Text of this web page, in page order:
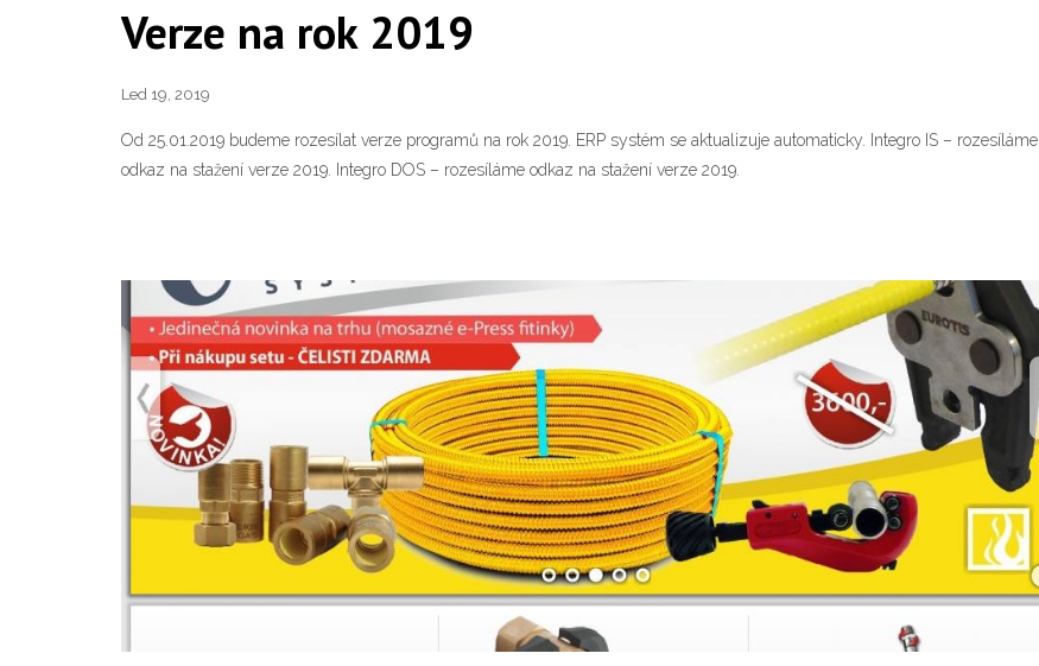
Verze na rok 2019
Led 19, 2019
Od 25.01.2019 budeme rozesílat verze programů na rok 2019. ERP systém se aktualizuje automaticky. Integro IS – rozesíláme
odkaz na stažení verze 2019. Integro DOS – rozesíláme odkaz na stažení verze 2019.